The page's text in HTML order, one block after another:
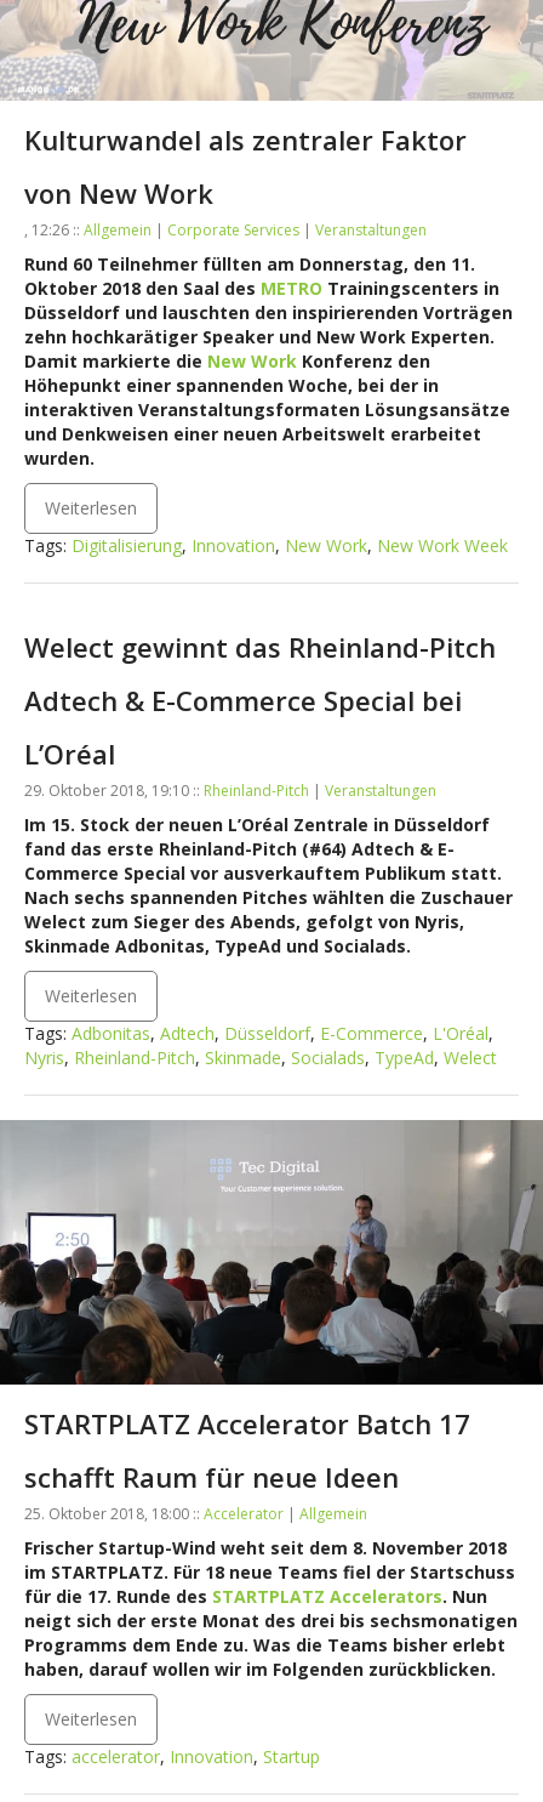
Kulturwandel als zentraler Faktor
von New Work
, 12:26 :: Allgemein | Corporate Services | Veranstaltungen
Rund 60 Teilnehmer füllten am Donnerstag, den 11.
Oktober 2018 den Saal des METRO Trainingscenters in
Düsseldorf und lauschten den inspirierenden Vorträgen
zehn hochkarätiger Speaker und New Work Experten.
Damit markierte die New Work Konferenz den
Höhepunkt einer spannenden Woche, bei der in
interaktiven Veranstaltungsformaten Lösungsansätze
und Denkweisen einer neuen Arbeitswelt erarbeitet
wurden.
Weiterlesen
Tags: Digitalisierung, Innovation, New Work, New Work Week
Welect gewinnt das Rheinland-Pitch
Adtech & E-Commerce Special bei
L’Oréal
29. Oktober 2018, 19:10 :: Rheinland-Pitch | Veranstaltungen
Im 15. Stock der neuen L’Oréal Zentrale in Düsseldorf
fand das erste Rheinland-Pitch (#64) Adtech & E-
Commerce Special vor ausverkauftem Publikum statt.
Nach sechs spannenden Pitches wählten die Zuschauer
Welect zum Sieger des Abends, gefolgt von Nyris,
Skinmade Adbonitas, TypeAd und Socialads.
Weiterlesen
Tags: Adbonitas, Adtech, Düsseldorf, E-Commerce, L'Oréal,
Nyris, Rheinland-Pitch, Skinmade, Socialads, TypeAd, Welect
STARTPLATZ Accelerator Batch 17
schafft Raum für neue Ideen
25. Oktober 2018, 18:00 :: Accelerator | Allgemein
Frischer Startup-Wind weht seit dem 8. November 2018
im STARTPLATZ. Für 18 neue Teams fiel der Startschuss
für die 17. Runde des STARTPLATZ Accelerators. Nun
neigt sich der erste Monat des drei bis sechsmonatigen
Programms dem Ende zu. Was die Teams bisher erlebt
haben, darauf wollen wir im Folgenden zurückblicken.
Weiterlesen
Tags: accelerator, Innovation, Startup